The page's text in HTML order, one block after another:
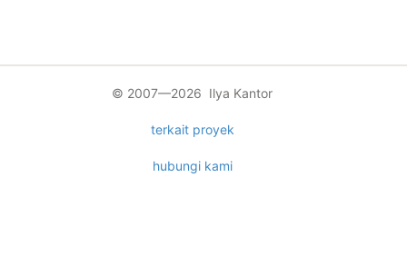
© 2007—2026 Ilya Kantor
terkait proyek
hubungi kami